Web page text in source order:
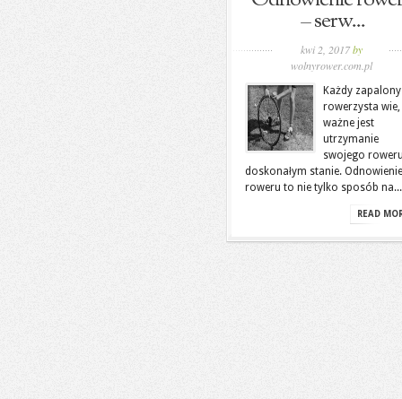
– serw...
kwi 2, 2017by
wolnyrower.com.pl
Każdy zapalony
rowerzysta wie,
ważne jest
utrzymanie
swojego
doskonałym stanie. Odnowienie
roweru to nie tylko sposób na...
READ